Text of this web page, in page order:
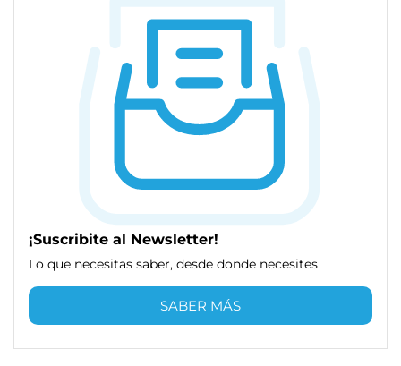
¡Suscribite al Newsletter!
Lo que necesitas saber, desde donde necesites
SABER MÁS